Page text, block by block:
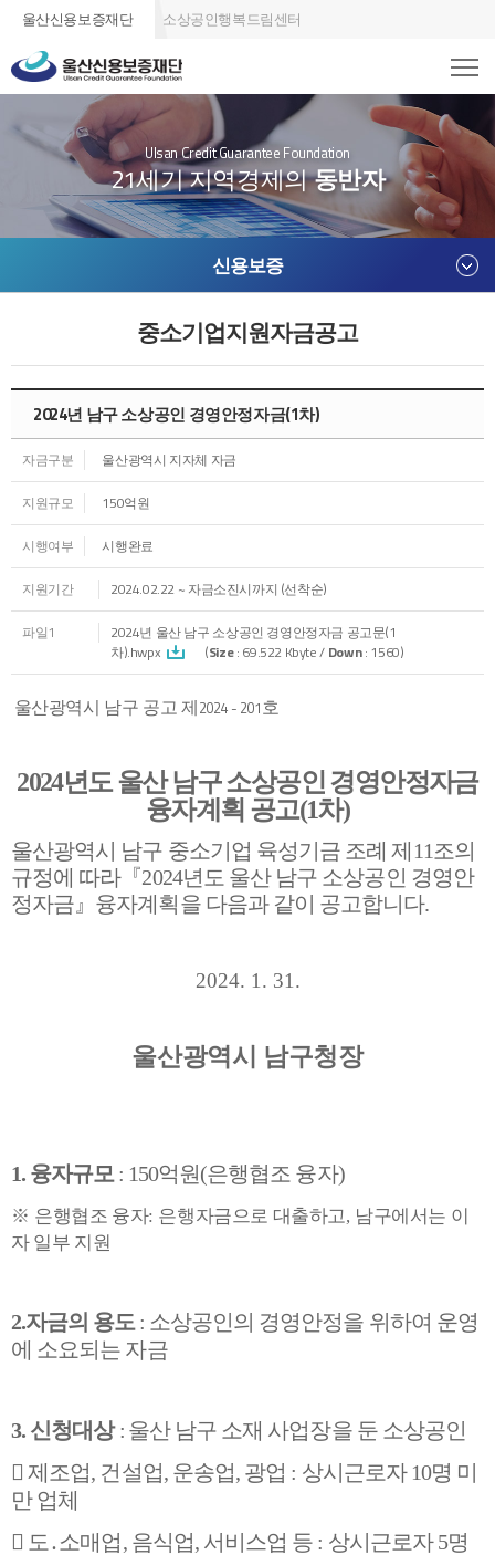
울산신용보증재단 소상공인행복드림센터
Ulsan Credit Guarantee Foundation
21세기 지역경제의동반자
신용보증
중소기업지원자금공고
2024년 남구 소상공인 경영안정자금(1차)
자금구분 울산광역시 지자체 자금
지원규모 150억원
시행여부 시행완료
지원기간 2024.02.22 ~ 자금소진시까지 (선착순)
파일1
2024년 울산 남구 소상공인 경영안정자금 공고문(1
차).hwpx
(Size: 69.522 Kbyte / Down: 1560)
울산광역시 남구 공고 제 2024 - 201 호
2024년도 울산 남구 소상공인 경영안정자금
융자계획 공고(1차)
울산광역시 남구 중소기업 육성기금 조례 제 11 조의
규정에 따라『2024년도 울산 남구 소상공인 경영안
정자금 』 융자계획을 다음과 같이 공고합니다.
2024. 1. 31.
울산광역시 남구청장
1. 융자규모 : 150억원(은행협조 융자)
※ 은행협조 융자: 은행자금으로 대출하고, 남구에서는 이
자 일부 지원
2.자금의 용도 : 소상공인의 경영안정을 위하여 운영
에 소요되는 자금
3. 신청대상: 울산 남구 소재 사업장을 둔 소상공인
제조업, 건설업, 운송업, 광업 : 상시근로자 10명 미
만 업체
 도 ․소매업, 음식업, 서비스업 등 : 상시근로자5명